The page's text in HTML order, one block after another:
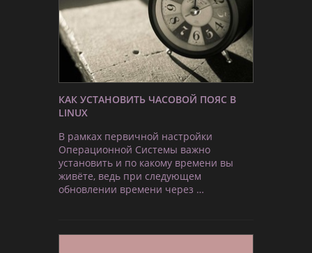
КАК УСТАНОВИТЬ ЧАСОВОЙ ПОЯС В
LINUX
В рамках первичной настройки
Операционной Системы важно
установить и по какому времени вы
живёте, ведь при следующем
обновлении времени через …